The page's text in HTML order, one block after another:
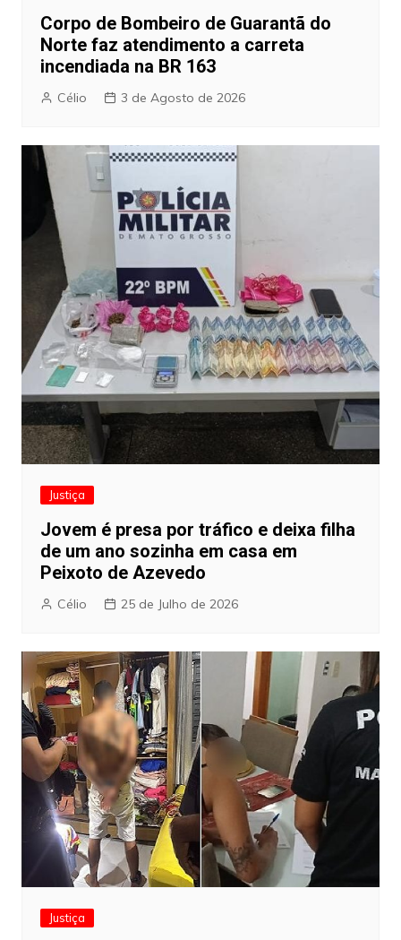
Corpo de Bombeiro de Guarantã do
Norte faz atendimento a carreta
incendiada na BR 163
Célio 3 de Agosto de 2026
Justiça
Jovem é presa por tráfico e deixa filha
de um ano sozinha em casa em
Peixoto de Azevedo
Célio 25 de Julho de 2026
Justiça